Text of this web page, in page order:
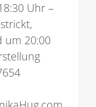
Uhr –
um 20:00